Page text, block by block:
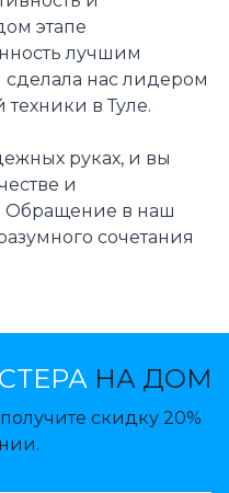
этапе
лучшим
нас лидером
в Туле.
руках, и вы
и
Обращение в наш
сочетания
НА ДОМ
скидку 20%